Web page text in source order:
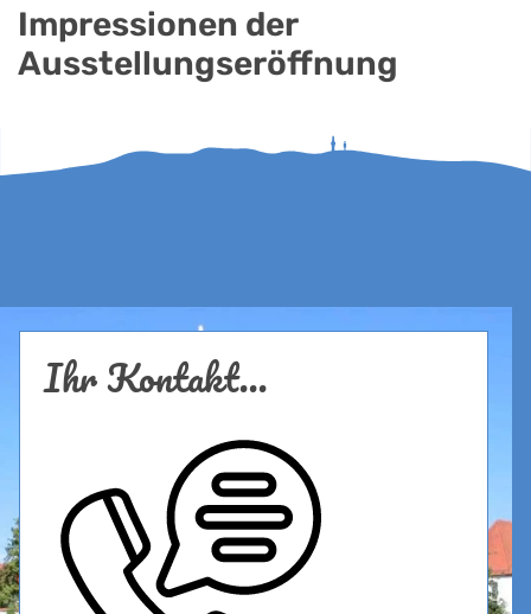
Impressionen der
Ausstellungseröffnung
Ihr Kontakt...